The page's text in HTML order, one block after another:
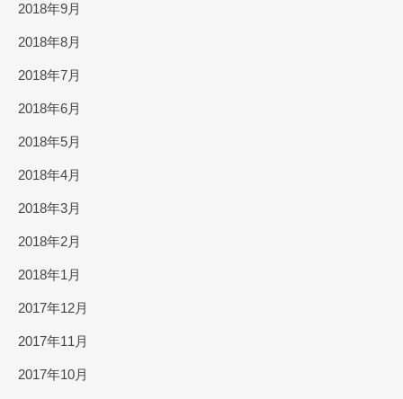
2018年9月
2018年8月
2018年7月
2018年6月
2018年5月
2018年4月
2018年3月
2018年2月
2018年1月
2017年12月
2017年11月
2017年10月